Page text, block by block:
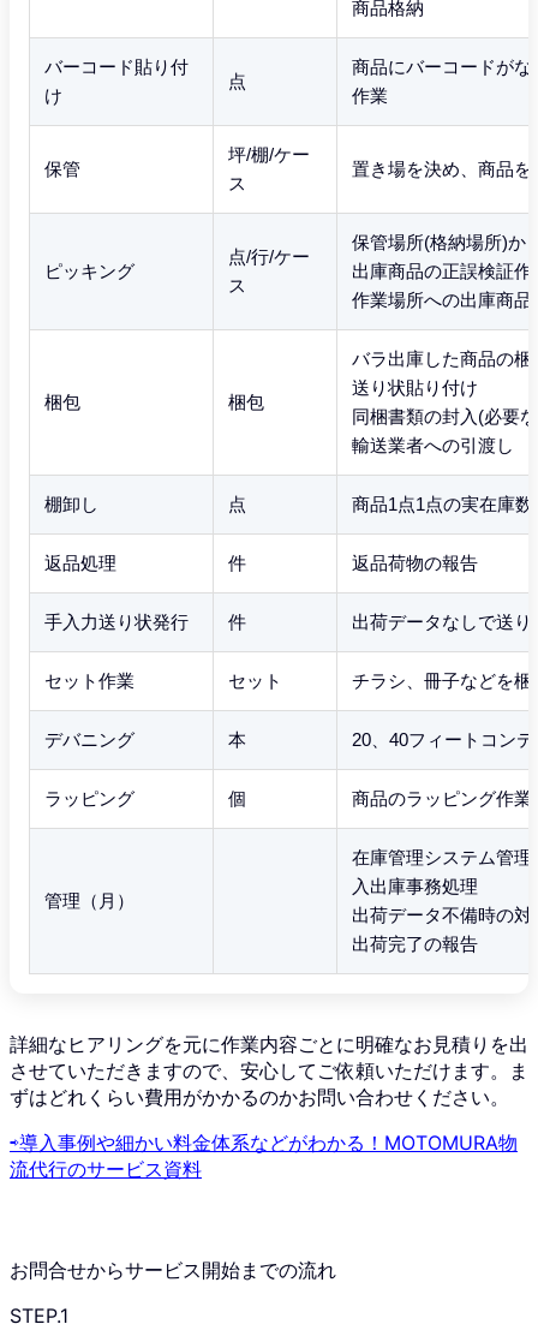
商品格納
バーコード貼り付
け
点
商品にバーコードが
作業
保管
坪/棚/ケー
ス
置き場を決め、商品
ピッキング
点/行/ケー
ス
保管場所(格納場所)か
出庫商品の正誤検証作
作業場所への出庫商品
梱包 梱包
バラ出庫した商品の梱
送り状貼り付け
同梱書類の封入(必要
輸送業者への引渡し
棚卸し 点 商品1点1点の実在庫
返品処理 件 返品荷物の報告
手入力送り状発行 件 出荷データなしで送
セット作業 セット チラシ、冊子などを
デバニング 本 20、40フィートコンテ
ラッピング 個 商品のラッピング作業
管理（月）
在庫管理システム管理
入出庫事務処理
出荷データ不備時の対
出荷完了の報告
詳細なヒアリングを元に作業内容ごとに明確なお見積りを出
させていただきますので、安心してご依頼いただけます。ま
ずはどれくらい費用がかかるのかお問い合わせください。
⇨導入事例や細かい料金体系などがわかる！MOTOMURA物
流代行のサービス資料
お問合せからサービス開始までの流れ
STEP.1